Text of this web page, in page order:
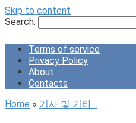
Skip to content
Search:
Terms of service
Privacy Policy
About
Contacts
Home » 기사 및 기타…